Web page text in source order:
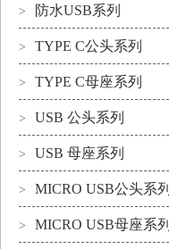
> 防水USB系列
> TYPE C公头系列
> TYPE C母座系列
> USB 公头系列
> USB 母座系列
> MICRO USB公头系列
> MICRO USB母座系列